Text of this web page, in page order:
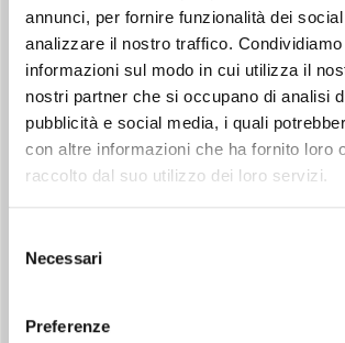
annunci, per fornire funzionalità dei
analizzare il nostro traffico.
informazioni sul modo in cui utilizza il
nostri partner che si occupano di analisi
pubblicità e social media, i quali
con altre informazioni che ha fornito loro
raccolto dal suo utilizzo dei loro servizi.
delNecessari
Preferenze
Il comfort acustico è assicurato:
silenziosità.